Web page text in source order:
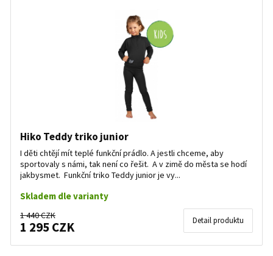
Hiko Teddy triko junior
I děti chtějí mít teplé funkční prádlo. A jestli chceme, aby
sportovaly s námi, tak není co řešit. A v zimě do města se hodí
jakbysmet. Funkční triko Teddy junior je vy...
Skladem dle varianty
1 440 CZK
1 295 CZK Detail produktu